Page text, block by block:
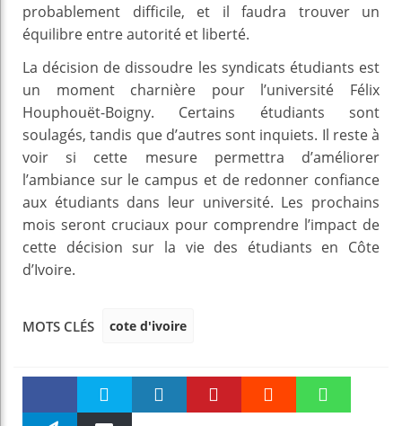
probablement difficile, et il faudra trouver un
équilibre entre autorité et liberté.
La décision de dissoudre les syndicats étudiants est
un moment charnière pour l’université Félix
Houphouët-Boigny. Certains étudiants sont
soulagés, tandis que d’autres sont inquiets. Il reste à
voir si cette mesure permettra d’améliorer
l’ambiance sur le campus et de redonner confiance
aux étudiants dans leur université. Les prochains
mois seront cruciaux pour comprendre l’impact de
cette décision sur la vie des étudiants en Côte
d’Ivoire.
MOTS CLÉS cote d'ivoire